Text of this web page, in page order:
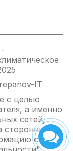
IT
с целью
а именно
сетей,
сторонних
см. на
".